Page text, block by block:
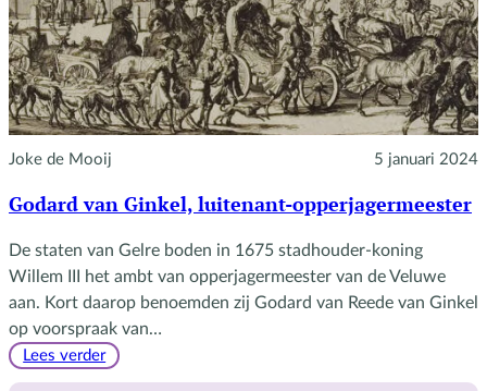
Joke de Mooij 5 januari 2024
Godard van Ginkel, luitenant-opperjagermeester
De staten van Gelre boden in 1675 stadhouder-koning
Willem III het ambt van opperjagermeester van de Veluwe
aan. Kort daarop benoemden zij Godard van Reede van Ginkel
op voorspraak van…
Lees verder: